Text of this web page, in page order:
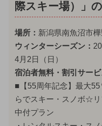
際スキー場）」
場所： 新潟県南魚沼市
ウィンターシーズン：
4月2日（日）
宿泊者無料・割引サービ
■【55周年記念】最大
らでスキー・スノボ☆
中付プラン